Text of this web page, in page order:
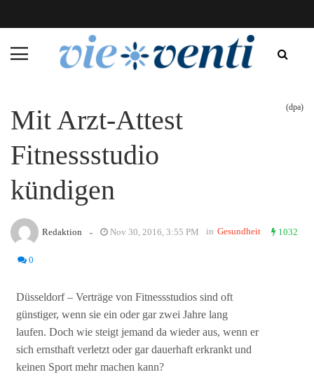
Mit Arzt-Attest
Fitnessstudio
kündigen
(dpa)
Redaktion - Nov 30, 2016, 3:55 PM in Gesundheit 1032
0
Düsseldorf – Verträge von Fitnessstudios sind oft
günstiger, wenn sie ein oder gar zwei Jahre lang
laufen. Doch wie steigt jemand da wieder aus, wenn er
sich ernsthaft verletzt oder gar dauerhaft erkrankt und
keinen Sport mehr machen kann?